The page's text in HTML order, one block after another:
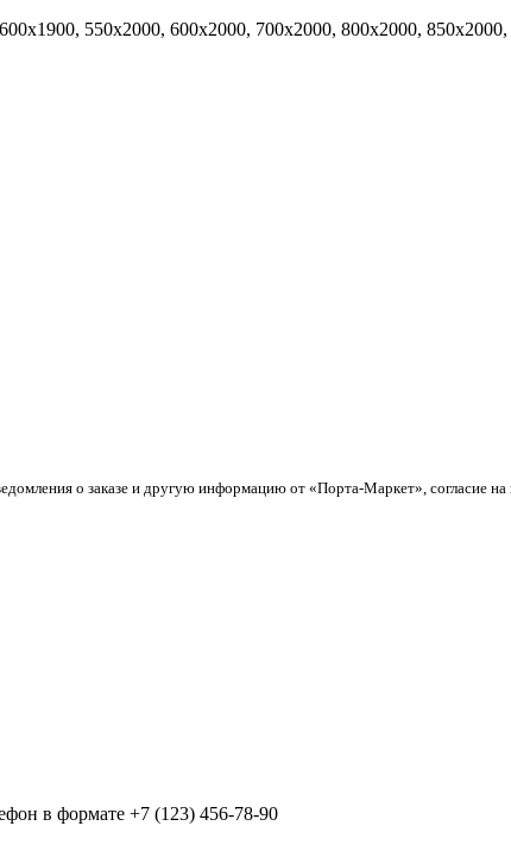
550х2000, 600х2000, 700х2000, 800х2000,
о заказе и другую информацию от «Порта-Маркет», согласие
в формате +7 (123) 456-78-90